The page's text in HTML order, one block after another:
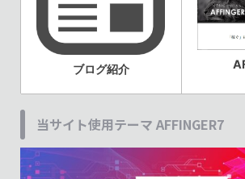
ブログ紹介
当サイト使用テーマ AFFINGER7